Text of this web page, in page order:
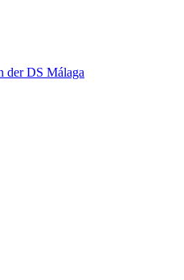
der DS Málaga